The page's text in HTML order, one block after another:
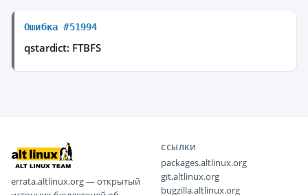
Ошибка #51994
qstardict: FTBFS
errata.altlinux.org — открытый
ССЫЛКИ
packages.altlinux.org
git.altlinux.org
bugzilla.altlinux.org